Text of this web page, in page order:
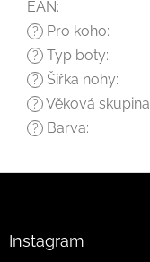
EAN:
? Pro koho:
? Typ boty:
? Šířka nohy:
? Věková skupina
? Barva:
Instagram